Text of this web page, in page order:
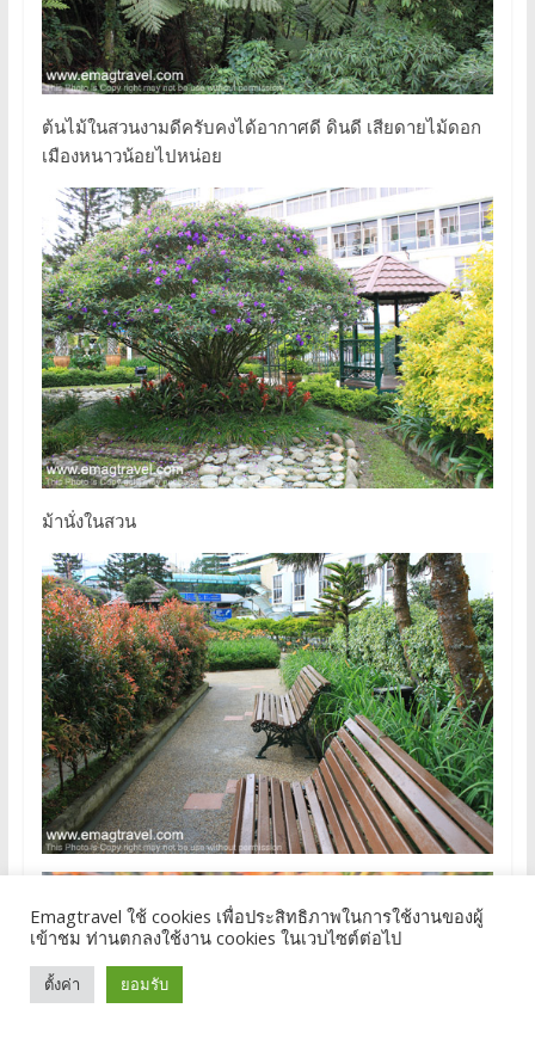
ต้นไม้ในสวนงามดีครับคงได้อากาศดี ดินดี เสียดายไม้ดอก
เมืองหนาวน้อยไปหน่อย
ม้านั่งในสวน
Emagtravel ใช้ cookies เพื่อประสิทธิภาพในการใช้งานของผู้
เข้าชม ท่านตกลงใช้งาน cookies ในเวบไซต์ต่อไป
ตั้งค่า ยอมรับ